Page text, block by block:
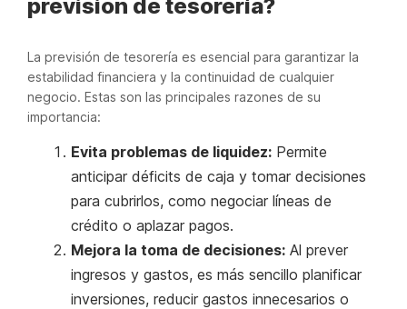
previsión de tesorería?
La previsión de tesorería es esencial para garantizar la
estabilidad financiera y la continuidad de cualquier
negocio. Estas son las principales razones de su
importancia:
Evita problemas de liquidez: Permite
anticipar déficits de caja y tomar decisiones
para cubrirlos, como negociar líneas de
crédito o aplazar pagos.
Mejora la toma de decisiones: Al prever
ingresos y gastos, es más sencillo planificar
inversiones, reducir gastos innecesarios o